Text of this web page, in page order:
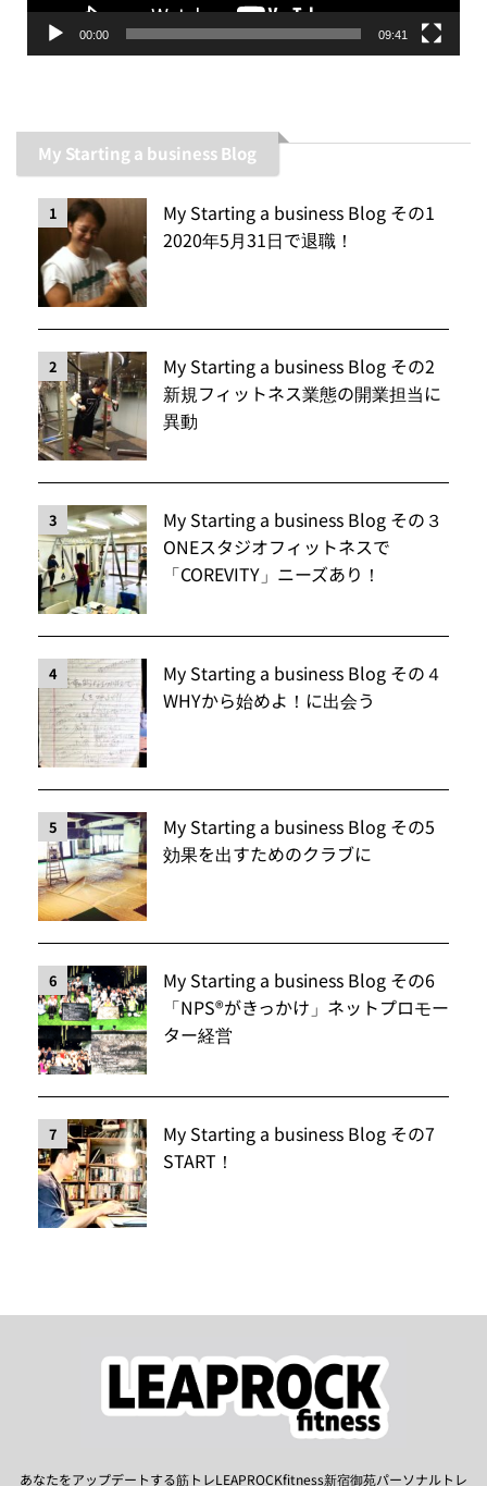
00:00 09:41
My Starting a business Blog
1
My Starting a business Blog その1
2020年5月31日で退職！
2
My Starting a business Blog その2
新規フィットネス業態の開業担当に
異動
3
My Starting a business Blog その３
ONEスタジオフィットネスで
「COREVITY」ニーズあり！
4
My Starting a business Blog その４
WHYから始めよ！に出会う
5
My Starting a business Blog その5
効果を出すためのクラブに
6
My Starting a business Blog その6
「NPS®️がきっかけ」ネットプロモー
ター経営
7
My Starting a business Blog その7
START！
あなたをアップデートする筋トレLEAPROCKfitness新宿御苑パーソナルトレ